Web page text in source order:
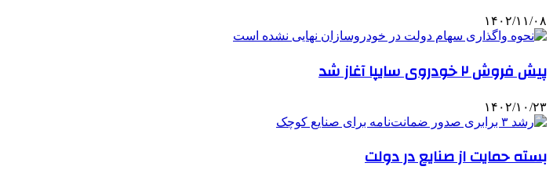
۱۴۰۲/۱۱/۰۸
پیش فروش ۲ خودروی سایپا آغاز شد
۱۴۰۲/۱۰/۲۳
بسته حمایت از صنایع در دولت